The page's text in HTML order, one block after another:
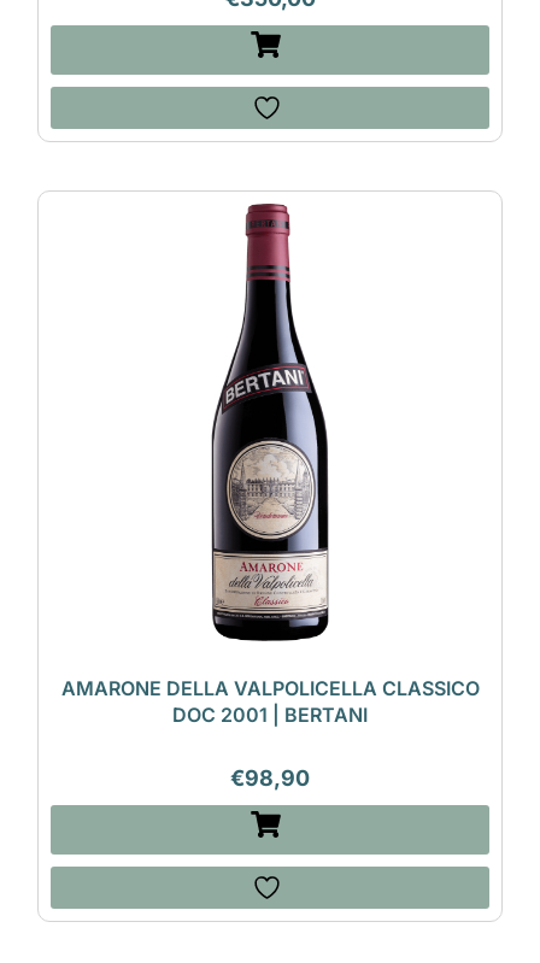
AMARONE DELLA VALPOLICELLA CLASSICO
DOC 2001 | BERTANI
€98,90